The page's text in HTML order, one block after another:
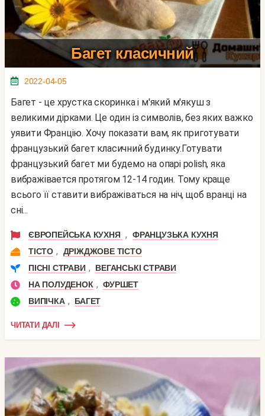
Багет класичний
2022-04-05
Багет - це хрустка скоринка і м'який м'якуш з
великими дірками. Це один із символів, без яких важко
уявити Францію. Хочу показати вам, як приготувати
французький багет класичний будинку.Готувати
французький багет ми будемо на опарі polish, яка
вибражівается протягом 12-14 годин. Тому краще
всього її ставити вибражіваться на ніч, щоб вранці на
сні...
ЄВРОПЕЙСЬКА КУХНЯ ,
ФРАНЦУЗЬКА КУХНЯ
ТІСТО ,
ДРІЖДЖОВЕ ТІСТО
ПІСНІ СТРАВИ ,
ВЕГАНСЬКІ СТРАВИ
НА ПОЛУДЕНОК , ФУРШЕТ
ВИПІЧКА , БАГЕТ
ЧИТАТИ ДАЛІ